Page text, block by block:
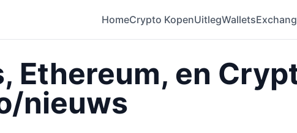
HomeCrypto KopenUitlegWallets
Ethereum, en
nieuws